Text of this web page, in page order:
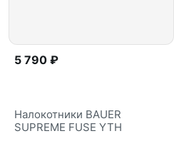
5 790 ₽
Налокотники BAUER
SUPREME FUSE YTH